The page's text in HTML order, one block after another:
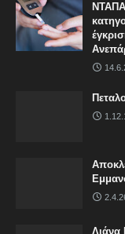
Λιάνα